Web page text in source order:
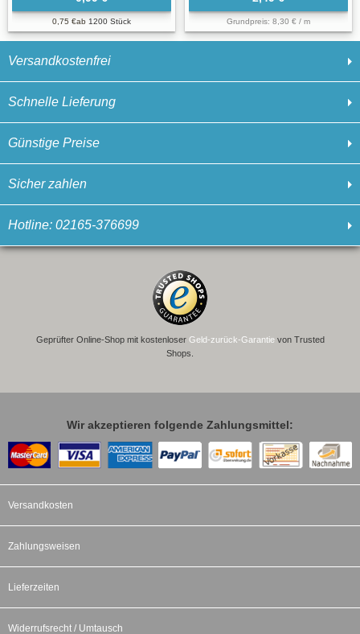
Versandkostenfrei
Schnelle Lieferung
Günstige Preise
Sicher zahlen
Hotline: 02165-376699
0,75 €ab 1200 Stück Grundpreis: 8,30 € / m
Geprüfter Online-Shop mit kostenloser Geld-zurück-Garantievon Trusted
Shops.
Wir akzeptieren folgende Zahlungsmittel:
Versandkosten
Zahlungsweisen
Lieferzeiten
Widerrufsrecht / Umtausch